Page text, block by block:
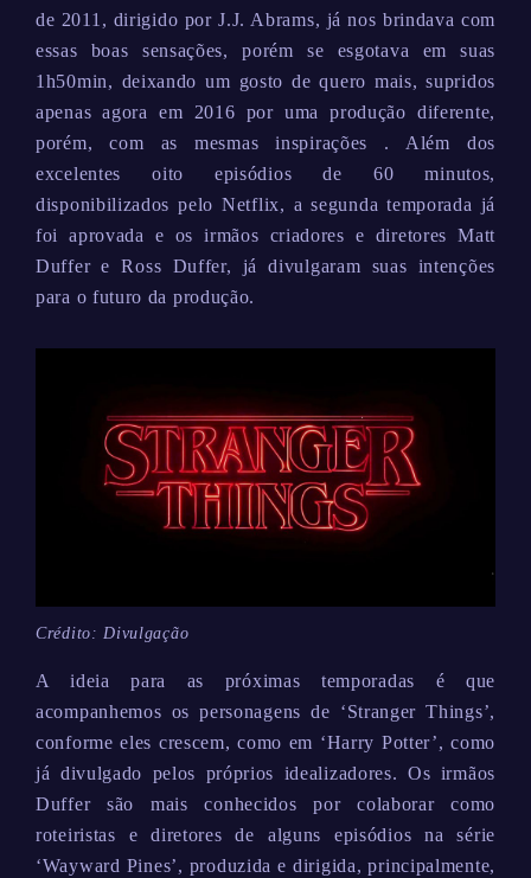
de 2011, dirigido por J.J. Abrams, já nos brindava com
essas boas sensações, porém se esgotava em suas
1h50min, deixando um gosto de quero mais, supridos
apenas agora em 2016 por uma produção diferente,
porém, com as mesmas inspirações . Além dos
excelentes oito episódios de 60 minutos,
disponibilizados pelo Netflix, a segunda temporada já
foi aprovada e os irmãos criadores e diretores Matt
Duffer e Ross Duffer, já divulgaram suas intenções
para o futuro da produção.
Crédito: Divulgação
A ideia para as próximas temporadas é que
acompanhemos os personagens de ‘Stranger Things’,
conforme eles crescem, como em ‘Harry Potter’, como
já divulgado pelos próprios idealizadores. Os irmãos
Duffer são mais conhecidos por colaborar como
roteiristas e diretores de alguns episódios na série
‘Wayward Pines’, produzida e dirigida, principalmente,